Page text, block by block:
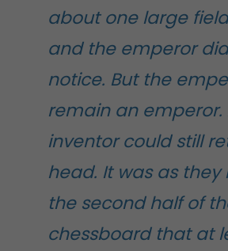
about one large
and the emperor
notice. But the
remain an emperor.
inventor could still
head. It was as
the second half of
chessboard that at